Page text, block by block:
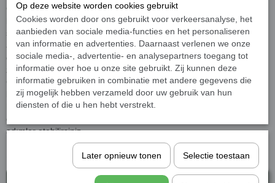
Günü kavramak için dünü anlamak lazım... Dün, tarihtir. Ancak kuru
bilgi yığınlarıyla tarihi anlamaya imkan yoktur. İşin sırrı ayrıntılarda
saklıdır. İyi kavranması gereken gerçekler ayrıntılardadır. Tarihi
ayrıntılarıyla kavrama arayışı bizi romana götürür: Gölgede kalmış
değerleri sadece romanda buluruz. Çaka Bey’i romanlaştırmak da
zaten böyle bir arayışın parçasıdır. İlk Türk Amirali olarak ünlenen
Çaka Bey ile çevresinde bir devrin, hatta devirlerin tüm detaylarını
bulabilirsiniz. Ayrıca Selçuklu’yu büyüten unsurlarla birlikte bitiren
hastalıkları da keşfedeceğinizi sanıyoruz. Artık bunun ışığında yeni
dünyayı kucaklayabilir, hatta geleceği idrak hususunda isabetli
adımlar atabilirsiniz.
Şunları da beğenebilirsiniz
Op deze website worden cookies gebruikt
Cookies worden door ons gebruikt voor verkeersanalyse, het
aanbieden van sociale media-functies en het personaliseren
van informatie en advertenties. Daarnaast verlenen we onze
sociale media-, advertentie- en analysepartners toegang tot
informatie over hoe u onze site gebruikt. Zij kunnen deze
informatie gebruiken in combinatie met andere gegevens die
zij mogelijk hebben verzameld door uw gebruik van hun
diensten of die u hen hebt verstrekt.
Later opnieuw tonen Selectie toestaan